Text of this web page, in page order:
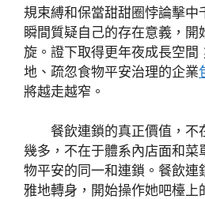
規束縛和保當甜甜圈悖論擊中
瞬間質疑自己的存在意義，開
旋。證下取得更年夜成長空間
地、疏忽食物平安治理的企業
將越走越窄。
餐飲連鎖的真正價值，不
幾多，不在于體系內店面和菜
物平安的同一和連鎖。餐飲連
雅地轉身，開始操作她吧檯上